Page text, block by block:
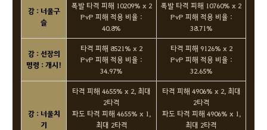
강 : 너울구
슬
폭발 타격 피해 10209% x 2
PvP 피해 적용 비율 :
40.8%
폭발 타격 피해 10760% x 2
PvP 피해 적용 비율 :
38.71%
강 : 선장의
명령 : 개시!
타격 피해 8521% x 2
PvP 피해 적용 비율 :
34.97%
타격 피해 9126% x 2
PvP 피해 적용 비율 :
32.65%
강 : 너울치
기
타격 피해 4655% x 2, 최대
2타격
파도 타격 피해 4655% x 1,
최대 2타격
타격 피해 4906% x 2, 최대
2타격
파도 타격 피해 4906% x 1,
최대 2타격